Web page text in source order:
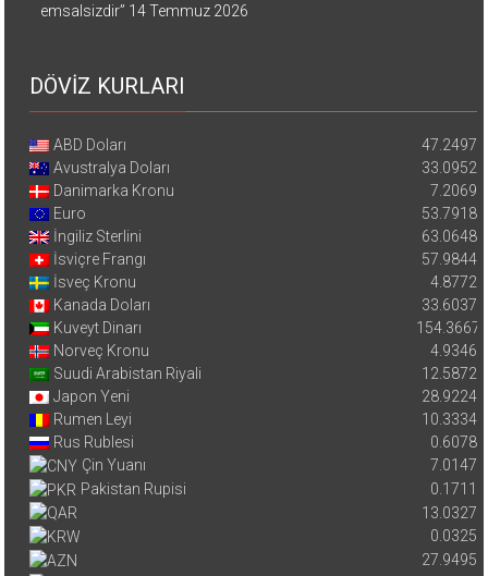
emsalsizdir” 14 Temmuz 2026
DÖVİZ KURLARI
ABD Doları
47.2497
Avustralya Doları
33.0952
Danimarka Kronu
7.2069
Euro
53.7918
İngiliz Sterlini
63.0648
İsviçre Frangı
57.9844
İsveç Kronu
4.8772
Kanada Doları
33.6037
Kuveyt Dinarı
154.3667
Norveç Kronu
4.9346
Suudi Arabistan Riyali
12.5872
Japon Yeni
28.9224
Rumen Leyi
10.3334
Rus Rublesi
0.6078
Çin Yuanı
7.0147
Pakistan Rupisi
0.1711
13.0327
0.0325
27.9495